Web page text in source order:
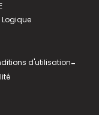
Logique
d'utilisation-